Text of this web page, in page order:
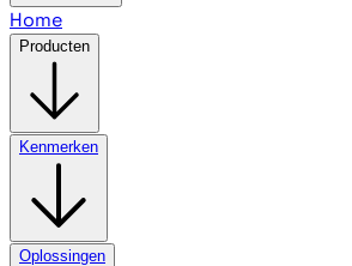
Home
Producten
Kenmerken
Oplossingen